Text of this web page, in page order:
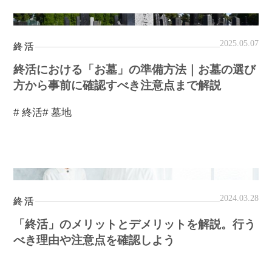
終活 2025.05.07
終活における「お墓」の準備方法｜お墓の選び
方から事前に確認すべき注意点まで解説
# 終活# 墓地
終活 2024.03.28
「終活」のメリットとデメリットを解説。行う
べき理由や注意点を確認しよう